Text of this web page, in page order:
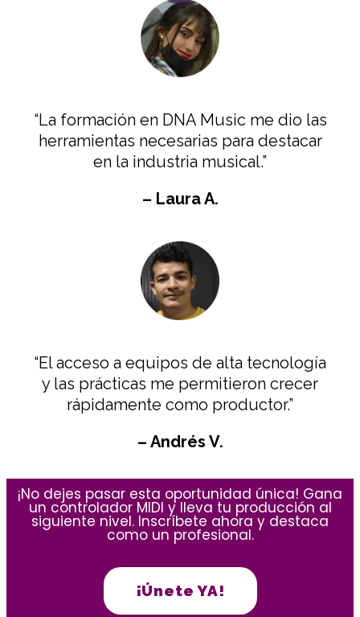
“La formación en DNA Music me dio las
herramientas necesarias para destacar
en la industria musical.”
– Laura A.
“El acceso a equipos de alta tecnología
y las prácticas me permitieron crecer
rápidamente como productor.”
– Andrés V.
¡No dejes pasar esta oportunidad única! Gana
un controlador MIDI y lleva tu producción al
siguiente nivel. Inscríbete ahora y destaca
como un profesional.
¡Únete YA!